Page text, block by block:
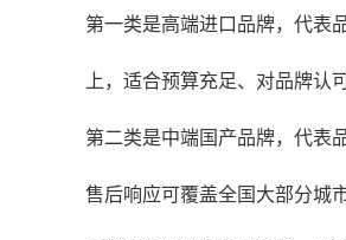
第一类是高端进口品牌，代表
上，适合预算充足、对品牌认
第二类是中端国产品牌，代表
售后响应可覆盖全国大部分城